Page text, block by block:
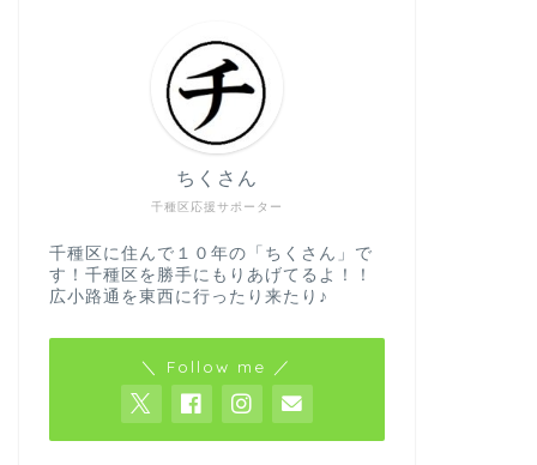
千種区応援サポーター
ちくさん
千種区に住んで１０年の「ちくさん」で
す！千種区を勝手にもりあげてるよ！！
広小路通を東西に行ったり来たり♪
＼ Follow me ／